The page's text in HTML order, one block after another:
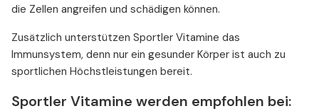
die Zellen angreifen und schädigen können.
Zusätzlich unterstützen Sportler Vitamine das
Immunsystem, denn nur ein gesunder Körper ist auch zu
sportlichen Höchstleistungen bereit.
Sportler Vitamine werden empfohlen bei: